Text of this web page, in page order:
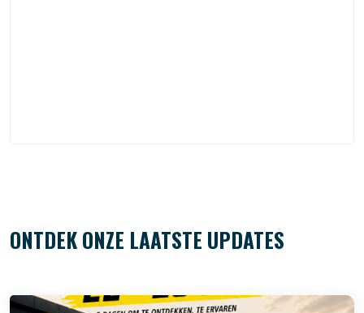
ONTDEK ONZE LAATSTE UPDATES